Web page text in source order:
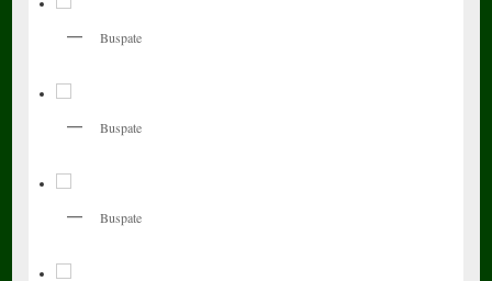
Buspate
Buspate
Buspate